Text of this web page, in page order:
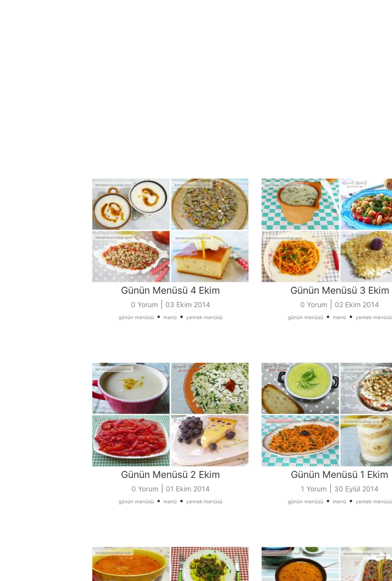
Günün Menüsü 4 Ekim
0 Yorum 03 Ekim 2014
günün menüsü • menü • yemek menüsü
Günün Menüsü 3 Ekim
0 Yorum 02 Ekim 2014
günün menüsü • menü • yemek menüsü
Günün Menüsü 2 Ekim
0 Yorum 01 Ekim 2014
günün menüsü • menü • yemek menüsü
Günün Menüsü 1 Ekim
1 Yorum 30 Eylül 2014
günün menüsü • menü • yemek menüsü